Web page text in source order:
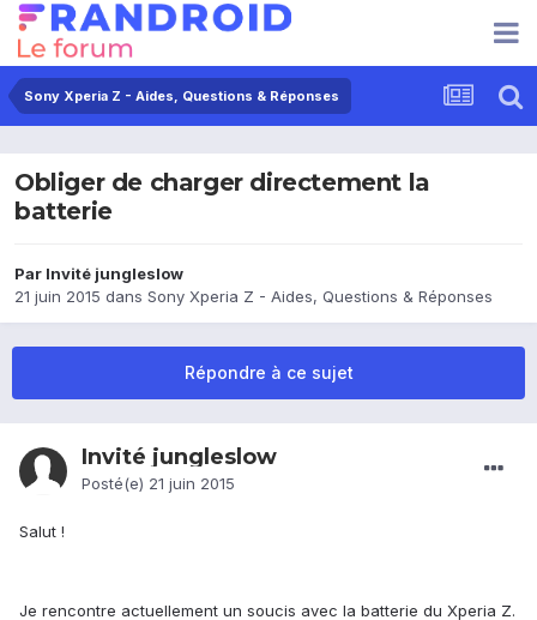
Sony Xperia Z - Aides, Questions & Réponses
Obliger de charger directement la
batterie
Par Invité jungleslow
21 juin 2015 dans Sony Xperia Z - Aides, Questions & Réponses
Répondre à ce sujet
Invité jungleslow
Posté(e) 21 juin 2015
Salut !
Je rencontre actuellement un soucis avec la batterie du Xperia Z.